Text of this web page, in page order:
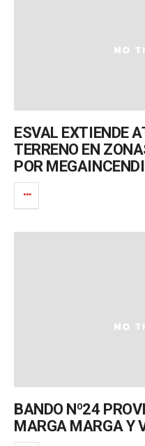
ESVAL EXTIENDE
TERRENO EN
POR
BANDO Nº24
MARGA MARGA Y